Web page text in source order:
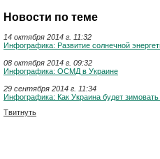
Новости по теме
14 октября 2014 г. 11:32
Инфографика: Развитие солнечной
08 октября 2014 г. 09:32
Инфографика: ОСМД в Украине
29 сентября 2014 г. 11:34
Инфографика: Как Украина будет зимовать
Твитнуть